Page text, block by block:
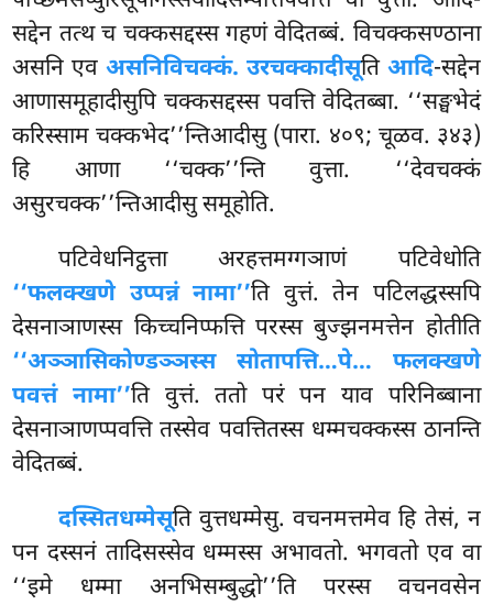
सद्देन तत्थ च चक्कसद्दस्स गहणं वेदितब्बं. विचक्कसण्ठाना
असनि एव असनिविचक्कं. उरचक्कादीसूति आदि-सद्देन
आणासमूहादीसुपि चक्कसद्दस्स पवत्ति वेदितब्बा. ‘‘सङ्घभेदं
करिस्साम चक्कभेद’’न्तिआदीसु (पारा. ४०९; चूळव. ३४३)
हि आणा ‘‘चक्क’’न्ति वुत्ता. ‘‘देवचक्कं
असुरचक्क’’न्तिआदीसु समूहोति.
पटिवेधनिट्ठत्ता अरहत्तमग्गञाणं पटिवेधोति
‘‘फलक्खणे उप्पन्नं नामा’’ति वुत्तं. तेन पटिलद्धस्सपि
देसनाञाणस्स किच्चनिप्फत्ति परस्स बुज्झनमत्तेन होतीति
‘‘अञ्ञासिकोण्डञ्ञस्स सोतापत्ति…पे… फलक्खणे
पवत्तं नामा’’ति वुत्तं. ततो परं पन याव परिनिब्बाना
देसनाञाणप्पवत्ति तस्सेव पवत्तितस्स धम्मचक्कस्स ठानन्ति
वेदितब्बं.
दस्सितधम्मेसूतिवुत्तधम्मेसु. वचनमत्तमेव हि तेसं, न
पन दस्सनं तादिसस्सेव धम्मस्स अभावतो. भगवतो एव वा
‘‘इमे धम्मा अनभिसम्बुद्धो’’ति परस्स वचनवसेन